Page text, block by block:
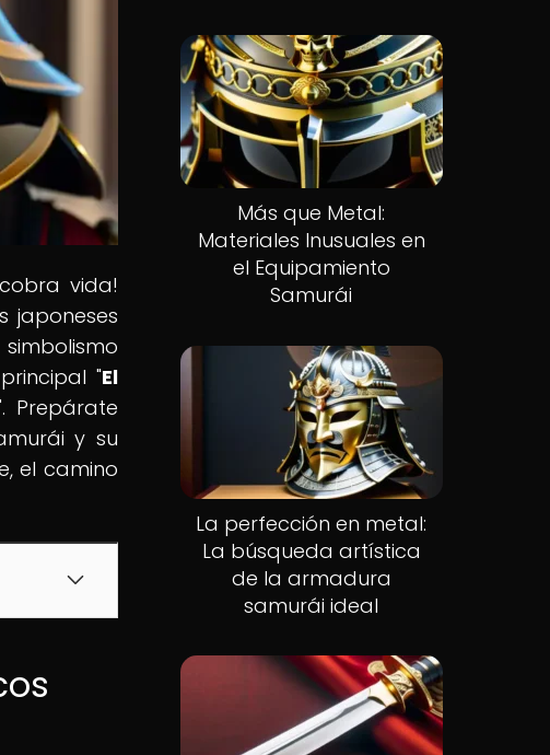
vida!
japoneses
"El
Prepárate
y su
el camino
Más que Metal:
Materiales Inusuales en
el Equipamiento
Samurái
La perfección en metal:
La búsqueda artística
de la armadura
samurái ideal